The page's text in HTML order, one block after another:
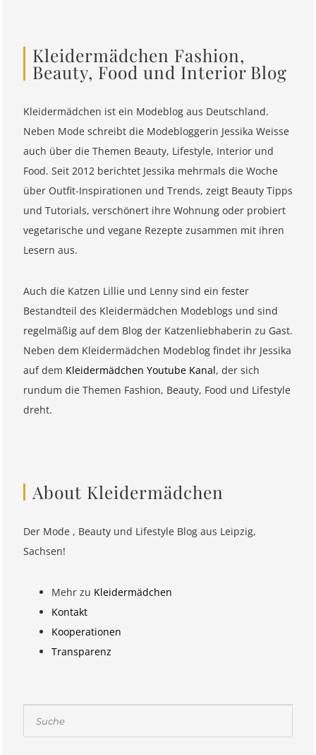
Kleidermädchen Fashion,
Beauty, Food und Interior Blog
Kleidermädchen ist ein Modeblog aus Deutschland.
Neben Mode schreibt die Modebloggerin Jessika Weisse
auch über die Themen Beauty, Lifestyle, Interior und
Food. Seit 2012 berichtet Jessika mehrmals die Woche
über Outfit-Inspirationen und Trends, zeigt Beauty Tipps
und Tutorials, verschönert ihre Wohnung oder probiert
vegetarische und vegane Rezepte zusammen mit ihren
Lesern aus.
Auch die Katzen Lillie und Lenny sind ein fester
Bestandteil des Kleidermädchen Modeblogs und sind
regelmäßig auf dem Blog der Katzenliebhaberin zu Gast.
Neben dem Kleidermädchen Modeblog findet ihr Jessika
auf dem Kleidermädchen Youtube Kanal, der sich
rundum die Themen Fashion, Beauty, Food und Lifestyle
dreht.
About Kleidermädchen
Der Mode , Beauty und Lifestyle Blog aus Leipzig,
Sachsen!
Mehr zu Kleidermädchen
Kontakt
Kooperationen
Transparenz